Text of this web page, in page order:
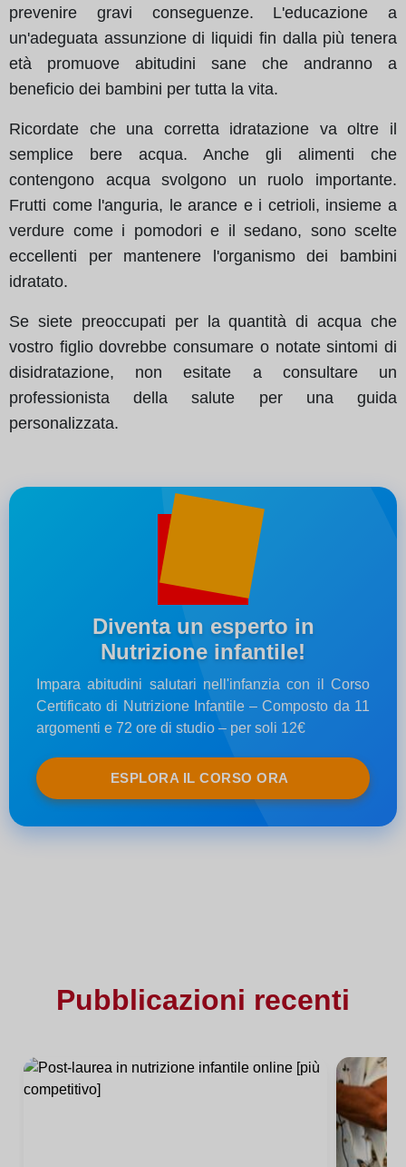
prevenire gravi conseguenze. L'educazione a
un'adeguata assunzione di liquidi fin dalla più tenera
età promuove abitudini sane che andranno a
beneficio dei bambini per tutta la vita.
Ricordate che una corretta idratazione va oltre il
semplice bere acqua. Anche gli alimenti che
contengono acqua svolgono un ruolo importante.
Frutti come l'anguria, le arance e i cetrioli, insieme a
verdure come i pomodori e il sedano, sono scelte
eccellenti per mantenere l'organismo dei bambini
idratato.
Se siete preoccupati per la quantità di acqua che
vostro figlio dovrebbe consumare o notate sintomi di
disidratazione, non esitate a consultare un
professionista della salute per una guida
personalizzata.
Diventa un esperto in
Nutrizione infantile!
Impara abitudini salutari nell'infanzia con il Corso
Certificato di Nutrizione Infantile – Composto da 11
argomenti e 72 ore di studio – per soli 12€
ESPLORA IL CORSO ORA
Pubblicazioni recenti